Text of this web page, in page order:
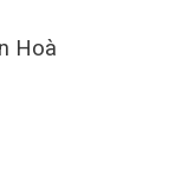
Hoà